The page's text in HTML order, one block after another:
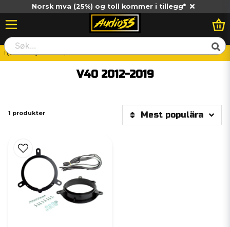
Norsk mva (25%) og toll kommer i tillegg*
Hjem Billjud Vad passar till min bil? Volvo Volvo V40 V40 2012-2019
V40 2012-2019
1 produkter Mest populära